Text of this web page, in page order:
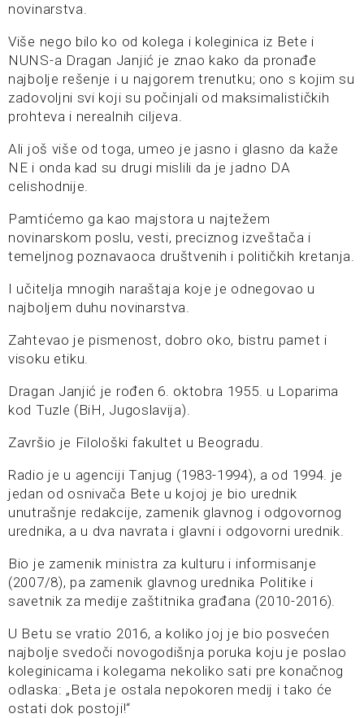
novinarstva.
Više nego bilo ko od kolega i koleginica iz Bete i
NUNS-a Dragan Janjić je znao kako da pronađe
najbolje rešenje i u najgorem trenutku; ono s kojim su
zadovoljni svi koji su počinjali od maksimalističkih
prohteva i nerealnih ciljeva.
Ali još više od toga, umeo je jasno i glasno da kaže
NE i onda kad su drugi mislili da je jadno DA
celishodnije.
Pamtićemo ga kao majstora u najtežem
novinarskom poslu, vesti, preciznog izveštača i
temeljnog poznavaoca društvenih i političkih kretanja.
I učitelja mnogih naraštaja koje je odnegovao u
najboljem duhu novinarstva.
Zahtevao je pismenost, dobro oko, bistru pamet i
visoku etiku.
Dragan Janjić je rođen 6. oktobra 1955. u Loparima
kod Tuzle (BiH, Jugoslavija).
Završio je Filološki fakultet u Beogradu.
Radio je u agenciji Tanjug (1983-1994), a od 1994. je
jedan od osnivača Bete u kojoj je bio urednik
unutrašnje redakcije, zamenik glavnog i odgovornog
urednika, a u dva navrata i glavni i odgovorni urednik.
Bio je zamenik ministra za kulturu i informisanje
(2007/8), pa zamenik glavnog urednika Politike i
savetnik za medije zaštitnika građana (2010-2016).
U Betu se vratio 2016, a koliko joj je bio posvećen
najbolje svedoči novogodišnja poruka koju je poslao
koleginicama i kolegama nekoliko sati pre konačnog
odlaska: „Beta je ostala nepokoren medij i tako će
ostati dok postoji!“